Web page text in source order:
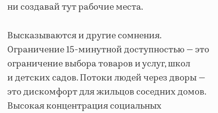
ни создавай тут рабочие места.
Высказываются и другие сомнения.
Ограничение 15-минутной доступностью — это
ограничение выбора товаров и услуг, школ
и детских садов. Потоки людей через дворы —
это дискомфорт для жильцов соседних домов.
Высокая концентрация социальных